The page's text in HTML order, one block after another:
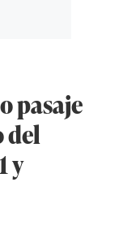
pasaje
del
y